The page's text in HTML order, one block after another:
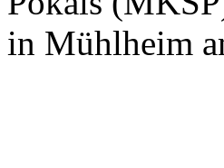
in Mühlheim